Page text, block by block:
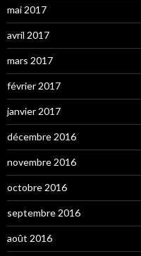
mai 2017
avril 2017
mars 2017
février 2017
janvier 2017
décembre 2016
novembre 2016
octobre 2016
septembre 2016
août 2016